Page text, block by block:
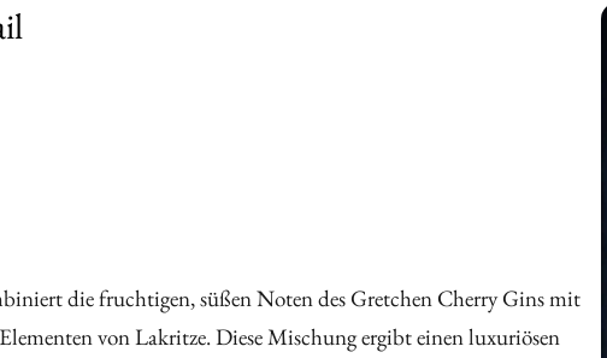
die fruchtigen, süßen Noten des Gretchen Cherry Gins mit
von Lakritze. Diese Mischung ergibt einen luxuriösen